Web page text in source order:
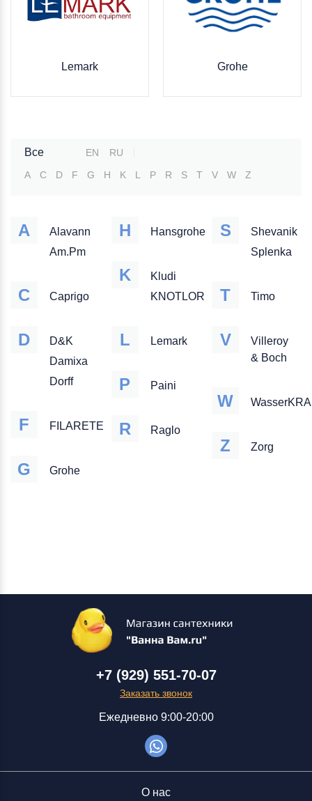
Lemark Grohe
Все EN
RU
A
C D F G H K L P R S T V W Z
A
Alavann
Am.Pm
C Caprigo
D
D&K
Damixa
Dorff
F FILARETE
G Grohe
H Hansgrohe
K
Kludi
KNOTLOR
L Lemark
P Paini
R Raglo
S
Shevanik
Splenka
T Timo
V
Villeroy
& Boch
W
Z Zorg
+7 (929) 551-70-07
Заказать звонок
Ежедневно 9:00-20:00
О нас